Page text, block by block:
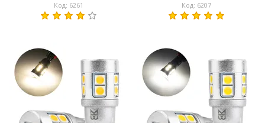
Код: 6261 Код: 6207